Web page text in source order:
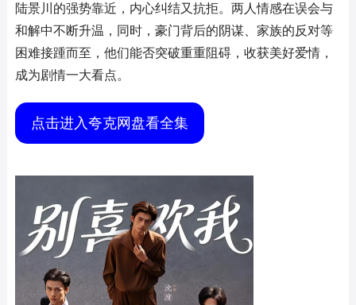
陆景川的强势靠近，内心纠结又抗拒。两人情感在误会与
和解中不断升温，同时，豪门背后的阴谋、家族的反对等
困难接踵而至，他们能否突破重重阻碍，收获美好爱情，
成为剧情一大看点。
点击进入夸克网盘看全集